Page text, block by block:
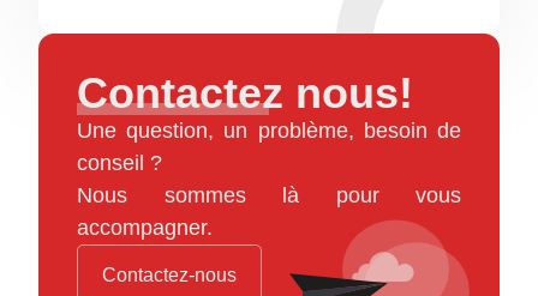
Contactez nous!
Une question, un problème, besoin de
conseil ?
Nous sommes là pour vous
accompagner.
Contactez-nous